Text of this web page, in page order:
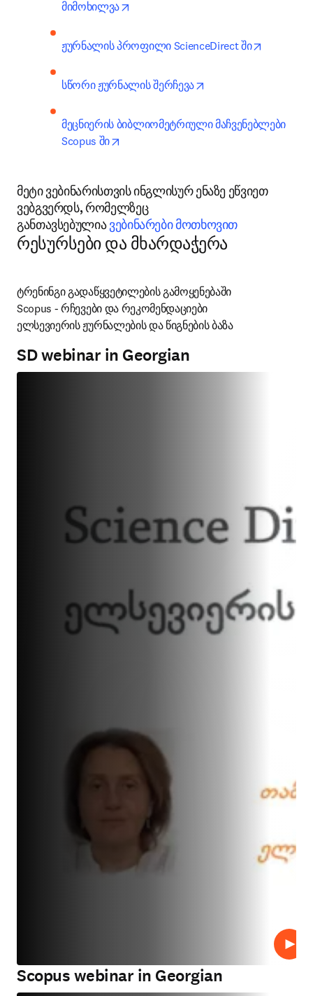
მიმოხილვა
ჟურნალის პროფილი ScienceDirect ში
სწორი ჟურნალის შერჩევა
მეცნიერის ბიბლიომეტრიული მაჩვენებლები
Scopus ში
მეტი ვებინარისთვის ინგლისურ ენაზე ეწვიეთ
ვებგვერდს, რომელზეც
განთავსებულიავებინარები მოთხოვით
რესურსები და მხარდაჭერა
ტრენინგი გადაწყვეტილების გამოყენებაში
Scopus - რჩევები და რეკომენდაციები
ელსევიერის ჟურნალების და წიგნების ბაზა
SD webinar in Georgian
Play
Scopus webinar in Georgian